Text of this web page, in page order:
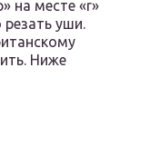
на месте «r»
резать уши.
Ниже